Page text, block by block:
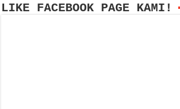
LIKE FACEBOOK PAGE KAMI!